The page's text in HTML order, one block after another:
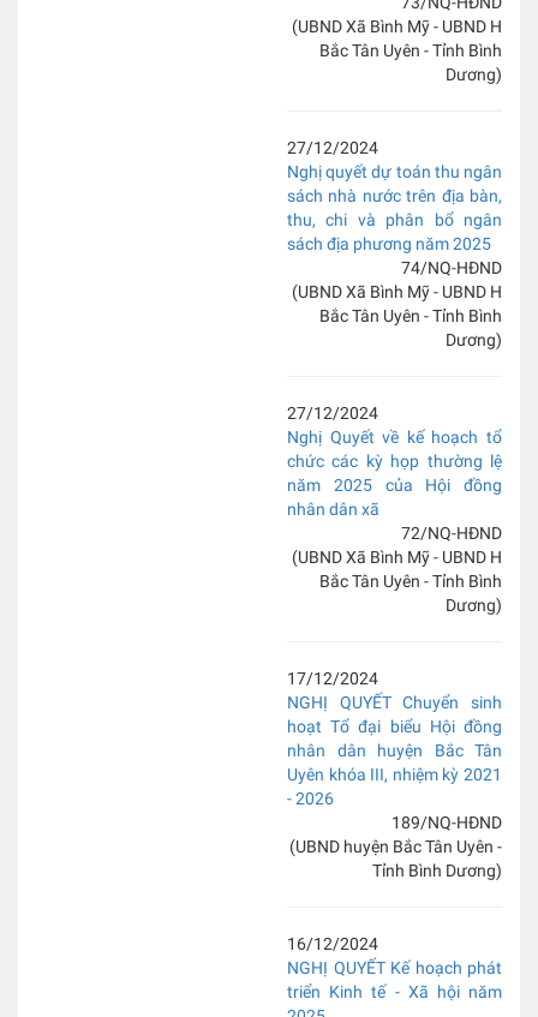
(UBND Xã Bình Mỹ - UBND H
Bắc Tân Uyên - Tỉnh Bình
Dương)
27/12/2024
Nghị quyết dự toán thu ngân
sách nhà nước trên địa bàn,
thu, chi và phân bổ ngân
sách địa phương năm 2025
74/NQ-HĐND
(UBND Xã Bình Mỹ - UBND H
Bắc Tân Uyên - Tỉnh Bình
Dương)
27/12/2024
Nghị Quyết về kế hoạch tổ
chức các kỳ họp thường lệ
năm 2025 của Hội đồng
nhân dân xã
72/NQ-HĐND
(UBND Xã Bình Mỹ - UBND H
Bắc Tân Uyên - Tỉnh Bình
Dương)
17/12/2024
NGHỊ QUYẾT Chuyển sinh
hoạt Tổ đại biểu Hội đồng
nhân dân huyện Bắc Tân
Uyên khóa III, nhiệm kỳ 2021
- 2026
189/NQ-HĐND
(UBND huyện Bắc Tân Uyên -
Tỉnh Bình Dương)
16/12/2024
NGHỊ QUYẾT Kế hoạch phát
triển Kinh tế - Xã hội năm